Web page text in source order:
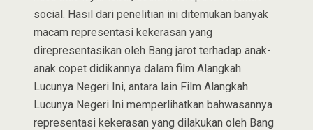
social. Hasil dari penelitian ini ditemukan banyak
macam representasi kekerasan yang
direpresentasikan oleh Bang jarot terhadap anak-
anak copet didikannya dalam film Alangkah
Lucunya Negeri Ini, antara lain Film Alangkah
Lucunya Negeri Ini memperlihatkan bahwasannya
representasi kekerasan yang dilakukan oleh Bang